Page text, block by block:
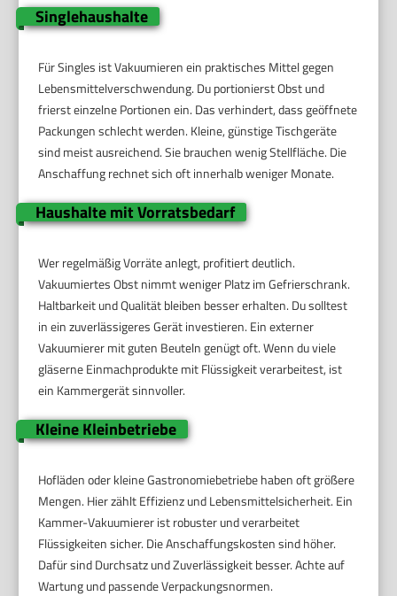
Singlehaushalte
Für Singles ist Vakuumieren ein praktisches Mittel gegen
Lebensmittelverschwendung. Du portionierst Obst und
frierst einzelne Portionen ein. Das verhindert, dass geöffnete
Packungen schlecht werden. Kleine, günstige Tischgeräte
sind meist ausreichend. Sie brauchen wenig Stellfläche. Die
Anschaffung rechnet sich oft innerhalb weniger Monate.
Haushalte mit Vorratsbedarf
Wer regelmäßig Vorräte anlegt, profitiert deutlich.
Vakuumiertes Obst nimmt weniger Platz im Gefrierschrank.
Haltbarkeit und Qualität bleiben besser erhalten. Du solltest
in ein zuverlässigeres Gerät investieren. Ein externer
Vakuumierer mit guten Beuteln genügt oft. Wenn du viele
gläserne Einmachprodukte mit Flüssigkeit verarbeitest, ist
ein Kammergerät sinnvoller.
Kleine Kleinbetriebe
Hofläden oder kleine Gastronomiebetriebe haben oft größere
Mengen. Hier zählt Effizienz und Lebensmittelsicherheit. Ein
Kammer-Vakuumierer ist robuster und verarbeitet
Flüssigkeiten sicher. Die Anschaffungskosten sind höher.
Dafür sind Durchsatz und Zuverlässigkeit besser. Achte auf
Wartung und passende Verpackungsnormen.